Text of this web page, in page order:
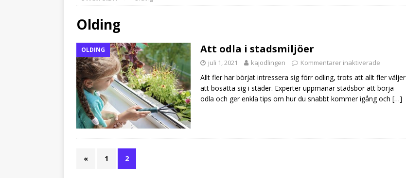
Olding
OLDING Att odla i stadsmiljöer
juli 1, 2021 kajodlingen Kommentarer inaktiverade
Allt fler har börjat intressera sig förr odling, trots att allt fler väljer
att bosätta sig i städer. Experter uppmanar stadsbor att börja
odla och ger enkla tips om hur du snabbt kommer igång och […]
« 1 2